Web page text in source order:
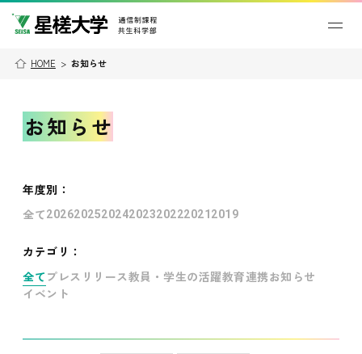
HOME > お知らせ
お知らせ
年度別 ：
全て202620252024202320222021 2019
カテゴリ：
全て プレスリリース教員・学生の活躍教育連携お知らせ
イベント